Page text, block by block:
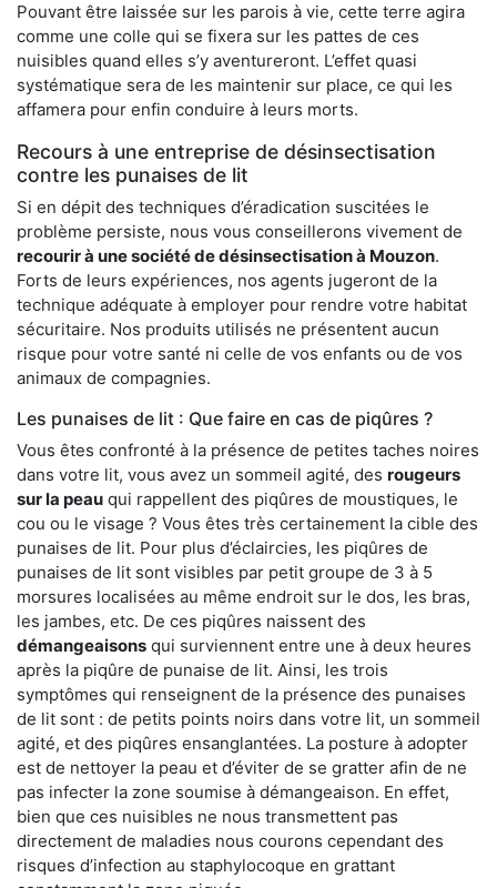
Pouvant être laissée sur les parois à vie, cette terre agira
comme une colle qui se fixera sur les pattes de ces
nuisibles quand elles s’y aventureront. L’effet quasi
systématique sera de les maintenir sur place, ce qui les
affamera pour enfin conduire à leurs morts.
Recours à une entreprise de désinsectisation
contre les punaises de lit
Si en dépit des techniques d’éradication suscitées le
problème persiste, nous vous conseillerons vivement de
recourir à une société de désinsectisation à Mouzon.
Forts de leurs expériences, nos agents jugeront de la
technique adéquate à employer pour rendre votre habitat
sécuritaire. Nos produits utilisés ne présentent aucun
risque pour votre santé ni celle de vos enfants ou de vos
animaux de compagnies.
Les punaises de lit : Que faire en cas de piqûres ?
Vous êtes confronté à la présence de petites taches noires
dans votre lit, vous avez un sommeil agité, des rougeurs
sur la peau qui rappellent des piqûres de moustiques, le
cou ou le visage ? Vous êtes très certainement la cible des
punaises de lit. Pour plus d’éclaircies, les piqûres de
punaises de lit sont visibles par petit groupe de 3 à 5
morsures localisées au même endroit sur le dos, les bras,
les jambes, etc. De ces piqûres naissent des
démangeaisons qui surviennent entre une à deux heures
après la piqûre de punaise de lit. Ainsi, les trois
symptômes qui renseignent de la présence des punaises
de lit sont : de petits points noirs dans votre lit, un sommeil
agité, et des piqûres ensanglantées. La posture à adopter
est de nettoyer la peau et d’éviter de se gratter afin de ne
pas infecter la zone soumise à démangeaison. En effet,
bien que ces nuisibles ne nous transmettent pas
directement de maladies nous courons cependant des
risques d’infection au staphylocoque en grattant